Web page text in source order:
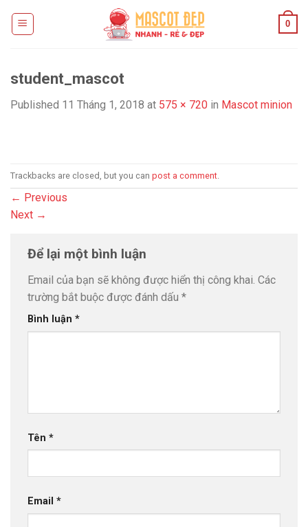
0
student_mascot
Published 11 Tháng 1, 2018 at 575 × 720 in Mascot minion
Trackbacks are closed, but you can post a comment
← Previous
Next →
Để lại một bình luận
Email của bạn sẽ không được hiển thị công khai. Các
trường bắt buộc được đánh dấu *
Bình luận *
Tên *
Email *